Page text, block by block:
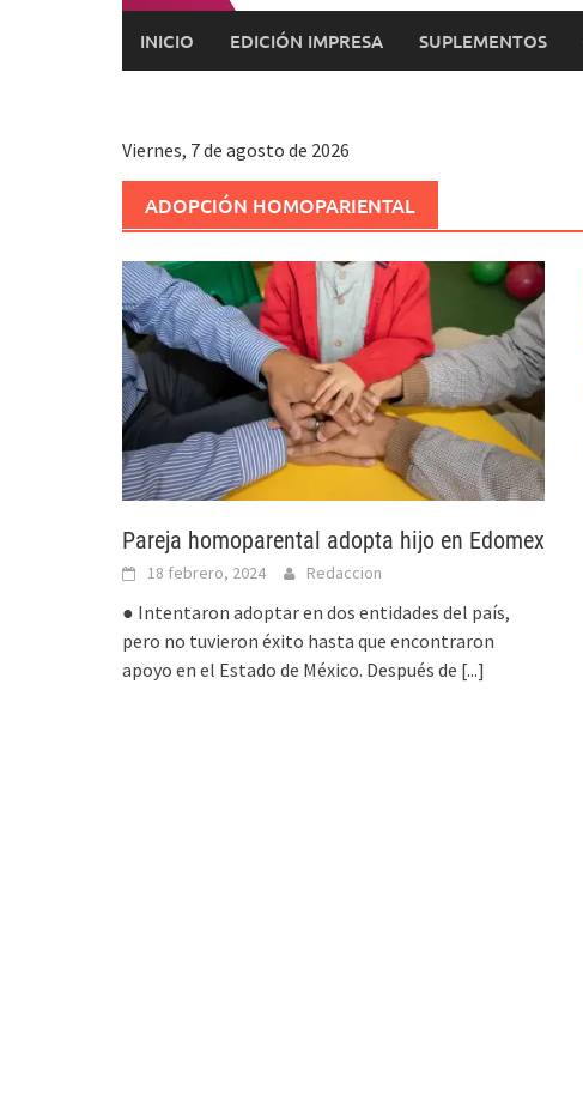
INICIO EDICIÓN IMPRESA SUPLEMENTOS
Viernes, 7 de agosto de 2026
ADOPCIÓN HOMOPARIENTAL
Pareja homoparental adopta hijo en Edomex
18 febrero, 2024 Redaccion
● Intentaron adoptar en dos entidades del país,
pero no tuvieron éxito hasta que encontraron
apoyo en el Estado de México. Después de [...]